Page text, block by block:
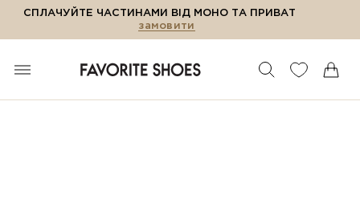
СПЛАЧУЙТЕ ЧАСТИНАМИ ВІД МОНО ТА ПРИВАТ
замовити